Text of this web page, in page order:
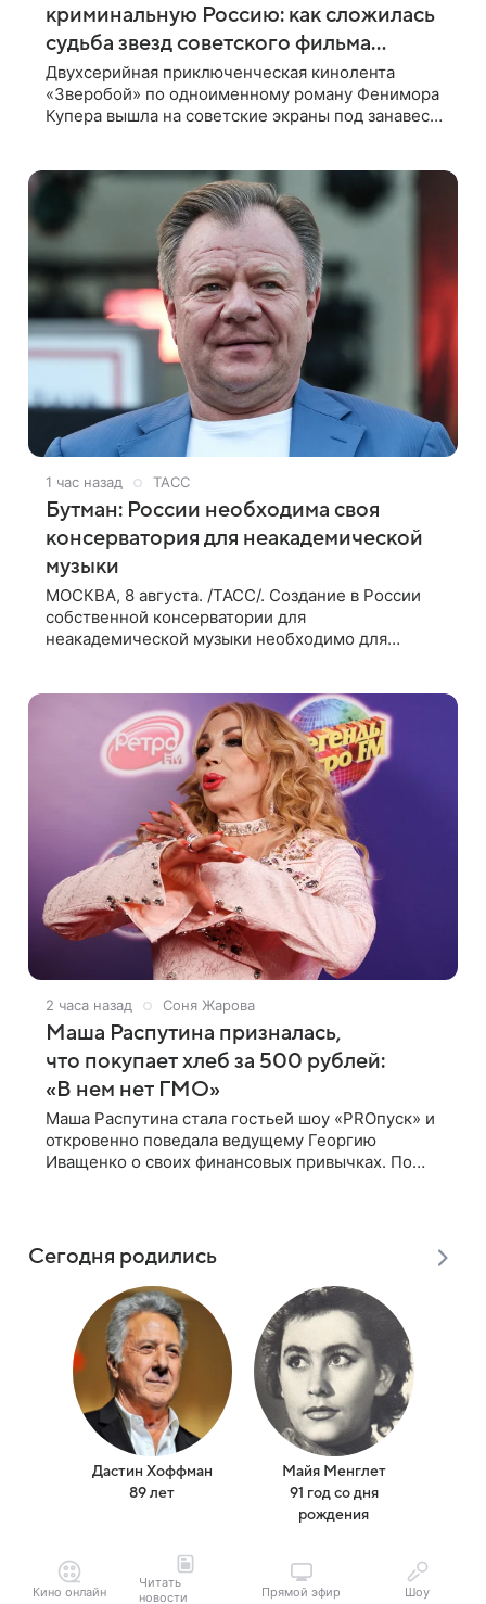
криминальную Россию: как сложилась
судьба звезд советского фильма
«Зверобой»
Двухсерийная приключенческая кинолента
«Зверобой» по одноименному роману Фенимора
Купера вышла на советские экраны под занавес
1 час назад ТАСС
Бутман: России необходима своя
консерватория для неакадемической
музыки
МОСКВА, 8 августа. /ТАСС/. Создание в России
собственной консерватории для
неакадемической музыки необходимо для
2 часа назад Соня Жарова
Маша Распутина призналась,
что покупает хлеб за 500 рублей:
«В нем нет ГМО»
Маша Распутина стала гостьей шоу «PROпуск» и
откровенно поведала ведущему Георгию
Иващенко о своих финансовых привычках. По
Сегодня родились
Дастин Хоффман
89 лет
Майя Менглет
91 год со дня
рождения
Кино онлайн
Читать
новости
Прямой эфир Шоу